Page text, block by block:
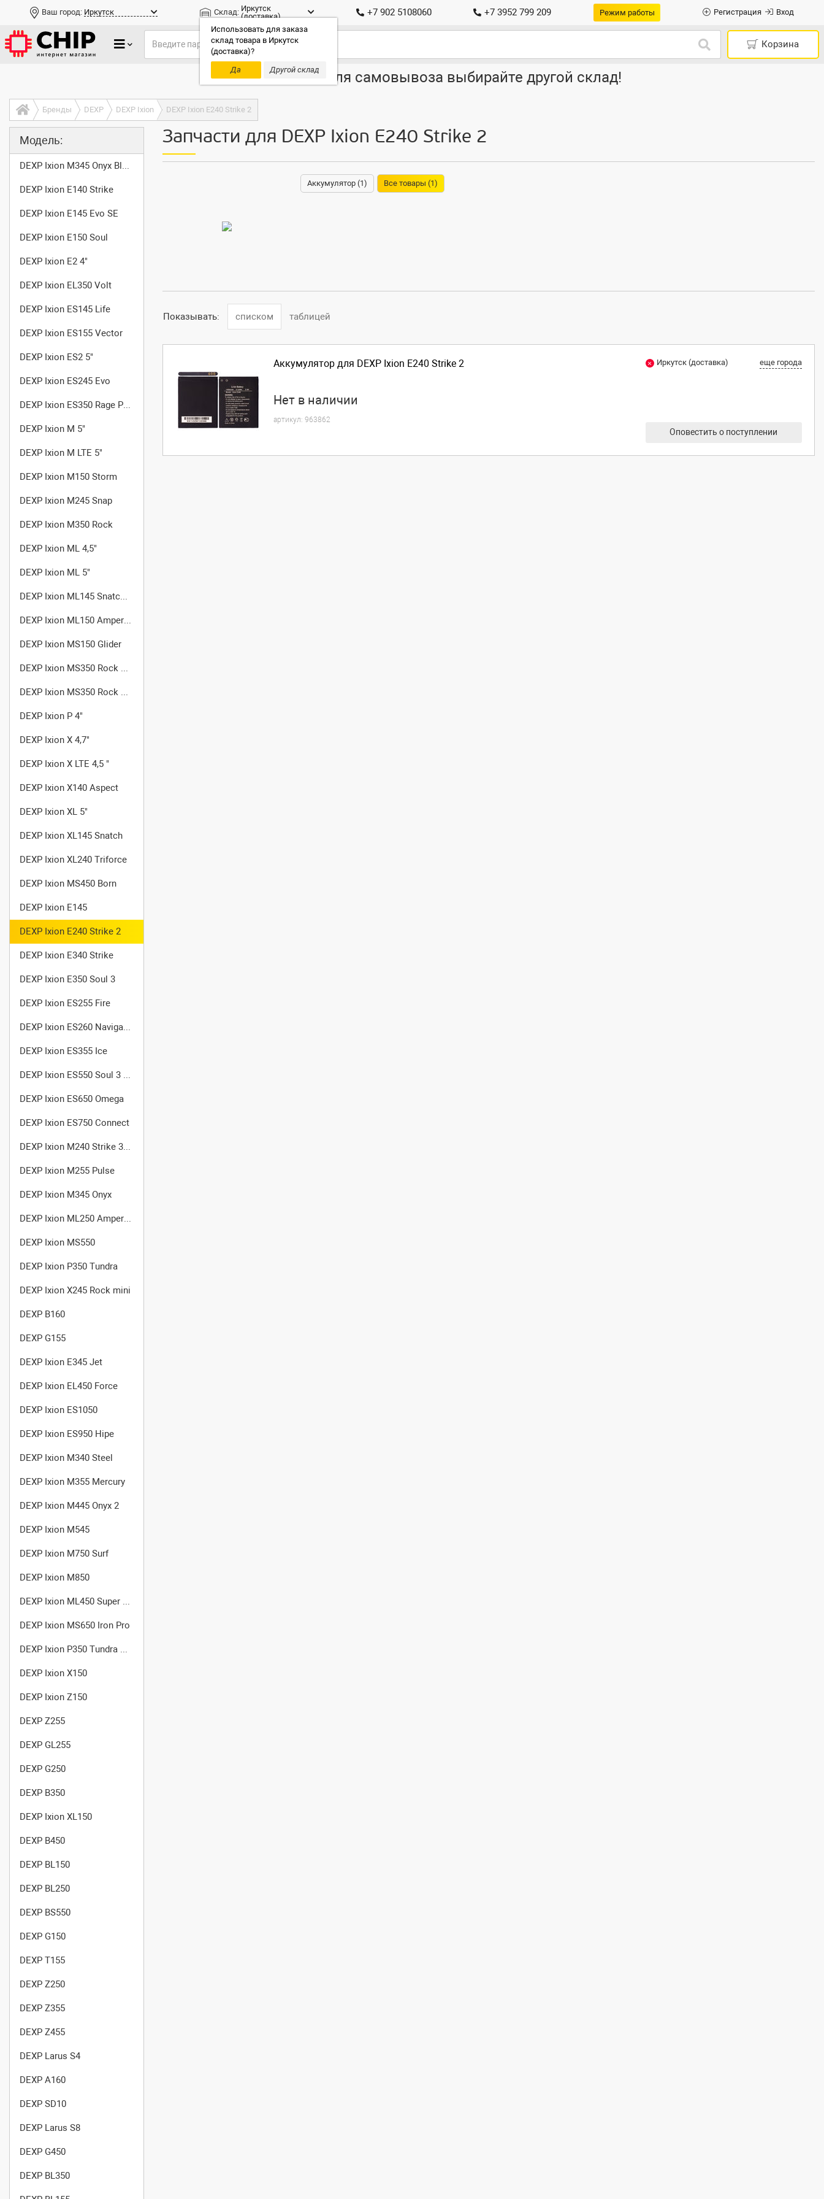
Ваш город: Иркутск Склад: Иркутск
(доставка)
Использовать для заказа
склад товара в Иркутск
(доставка)?
Да
Другой склад
+7 902 5108060 +7 3952 799 209 Режим работы Регистрация Вход
Корзина
Только доставка, для самовывоза выбирайте другой склад!
Бренды DEXP DEXP Ixion DEXP Ixion E240 Strike 2
Модель:
DEXP Ixion M345 Onyx Black
DEXP Ixion E140 Strike
DEXP Ixion E145 Evo SE
DEXP Ixion E150 Soul
DEXP Ixion E2 4"
DEXP Ixion EL350 Volt
DEXP Ixion ES145 Life
DEXP Ixion ES155 Vector
DEXP Ixion ES2 5"
DEXP Ixion ES245 Evo
DEXP Ixion ES350 Rage Plus
DEXP Ixion M 5"
DEXP Ixion M LTE 5"
DEXP Ixion M150 Storm
DEXP Ixion M245 Snap
DEXP Ixion M350 Rock
DEXP Ixion ML 4,5"
DEXP Ixion ML 5"
DEXP Ixion ML145 Snatch SE
DEXP Ixion ML150 Amper M
DEXP Ixion MS150 Glider
DEXP Ixion MS350 Rock Plus
DEXP Ixion MS350 Rock Plus Gold
DEXP Ixion P 4"
DEXP Ixion X 4,7"
DEXP Ixion X LTE 4,5 "
DEXP Ixion X140 Aspect
DEXP Ixion XL 5"
DEXP Ixion XL145 Snatch
DEXP Ixion XL240 Triforce
DEXP Ixion MS450 Born
DEXP Ixion E145
DEXP Ixion E240 Strike 2
DEXP Ixion E340 Strike
DEXP Ixion E350 Soul 3
DEXP Ixion ES255 Fire
DEXP Ixion ES260 Navigator
DEXP Ixion ES355 Ice
DEXP Ixion ES550 Soul 3 Pro
DEXP Ixion ES650 Omega
DEXP Ixion ES750 Connect
DEXP Ixion M240 Strike 3 Pro
DEXP Ixion M255 Pulse
DEXP Ixion M345 Onyx
DEXP Ixion ML250 Amper M
DEXP Ixion MS550
DEXP Ixion P350 Tundra
DEXP Ixion X245 Rock mini
DEXP B160
DEXP G155
DEXP Ixion E345 Jet
DEXP Ixion EL450 Force
DEXP Ixion ES1050
DEXP Ixion ES950 Hipe
DEXP Ixion M340 Steel
DEXP Ixion M355 Mercury
DEXP Ixion M445 Onyx 2
DEXP Ixion M545
DEXP Ixion M750 Surf
DEXP Ixion M850
DEXP Ixion ML450 Super Force
DEXP Ixion MS650 Iron Pro
DEXP Ixion P350 Tundra Rev.2
DEXP Ixion X150
DEXP Ixion Z150
DEXP Z255
DEXP GL255
DEXP G250
DEXP B350
DEXP Ixion XL150
DEXP B450
DEXP BL150
DEXP BL250
DEXP BS550
DEXP G150
DEXP T155
DEXP Z250
DEXP Z355
DEXP Z455
DEXP Larus S4
DEXP A160
DEXP SD10
DEXP Larus S8
DEXP G450
DEXP BL350
Запчасти для DEXP Ixion E240 Strike 2
Аккумулятор (1) Все товары (1)
Показывать: списком таблицей
Аккумулятор для DEXP Ixion E240 Strike 2
Нет в наличии
артикул: 963862
Иркутск (доставка) еще города
Оповестить о поступлении